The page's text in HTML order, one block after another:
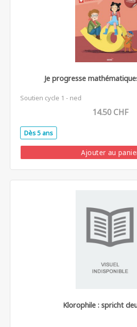
Je progresse
Soutien cycle 1 - ned
14.50 CHF
Dès 5 ans
Ajouter au
Klorophile : spricht